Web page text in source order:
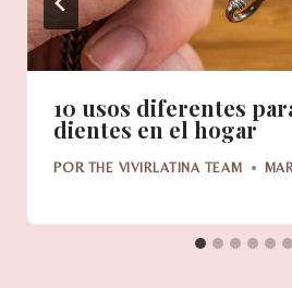
10 usos diferentes
dientes en el hogar
POR THE VIVIRLATINA TEAM